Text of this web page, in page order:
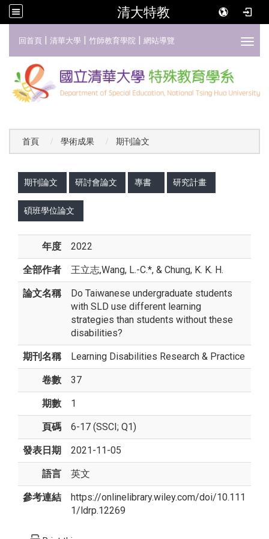
清大特教
回首頁 | 清華大學 | 竹師教育學院 | 網站導覽
首頁 學術成果 期刊論文
期刊論文 研討會論文 專書 研究計畫
碩班學位論文
年度 2022
全部作者 王立志,Wang, L.-C.*, & Chung, K. K. H.
論文名稱
Do Taiwanese undergraduate students
with SLD use different learning
strategies than students without these
disabilities?
期刊名稱 Learning Disabilities Research & Practice
卷數 37
期數 1
頁碼 6-17 (SSCI; Q1)
發表日期 2021-11-05
語言 英文
參考連結
https://onlinelibrary.wiley.com/doi/10.111
1/ldrp.12269